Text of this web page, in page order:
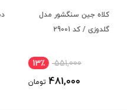
کلاه جین سنگشور مدل
گلدوزی / کد 29001
551,000 13٪
481,000 تومان